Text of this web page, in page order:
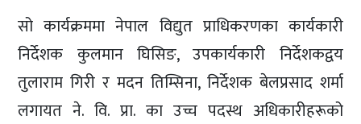
सो कार्यक्रममा नेपाल विद्युत प्राधिकरणका कार्यकारी
निर्देशक कुलमान घिसिङ, उपकार्यकारी निर्देशकद्वय
तुलाराम गिरी र मदन तिम्सिना, निर्देशक बेलप्रसाद शर्मा
लगायत ने. वि. प्रा. का उच्च पदस्थ अधिकारीहरूको